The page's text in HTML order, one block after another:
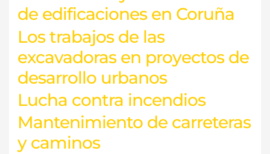
de edificaciones en Coruña
Los trabajos de las
excavadoras en proyectos de
desarrollo urbanos
Lucha contra incendios
Mantenimiento de carreteras
y caminos